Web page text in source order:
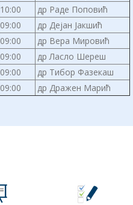
10:00
др Раде Поповић
09:00
др Дејан Јакшић
09:00
др Вера Мировић
09:00
др Ласло Шереш
09:00
др Тибор Фазекаш
09:00 др Дражен Марић